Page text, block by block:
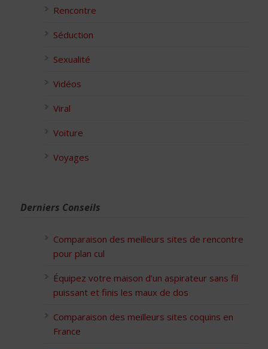
Rencontre
Séduction
Sexualité
Vidéos
Viral
Voiture
Voyages
Derniers Conseils
Comparaison des meilleurs sites de rencontre
pour plan cul
Équipez votre maison d’un aspirateur sans fil
puissant et finis les maux de dos
Comparaison des meilleurs sites coquins en
France